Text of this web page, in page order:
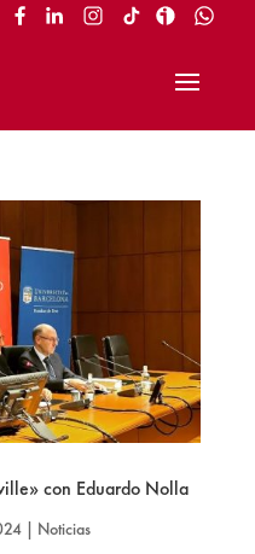
con Eduardo Nolla
| Noticias